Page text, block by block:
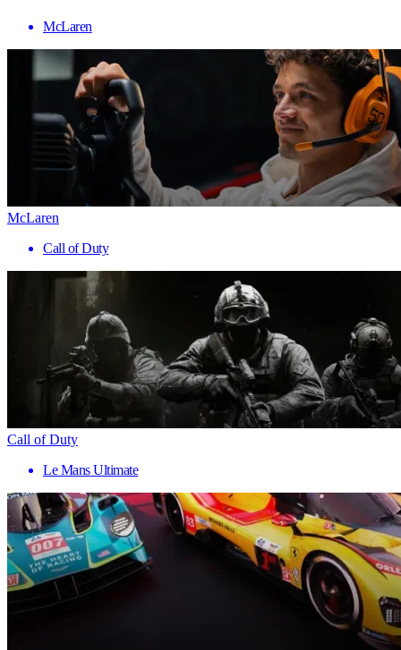
McLaren
McLaren
Call of Duty
Call of Duty
Le Mans Ultimate